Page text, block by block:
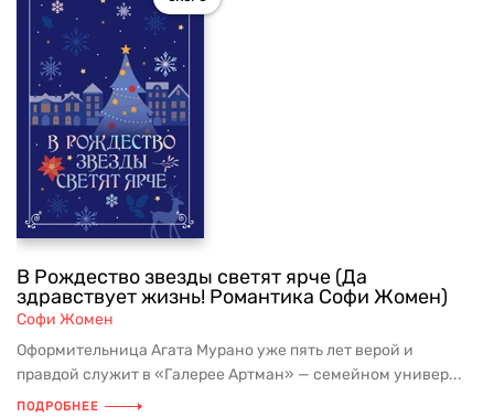
В Рождество звезды светят ярче (Да
здравствует жизнь! Романтика Софи Жомен)
Софи Жомен
Оформительница Агата Мурано уже пять лет верой и
правдой служит в «Галерее Артман» — семейном универ...
ПОДРОБНЕЕ